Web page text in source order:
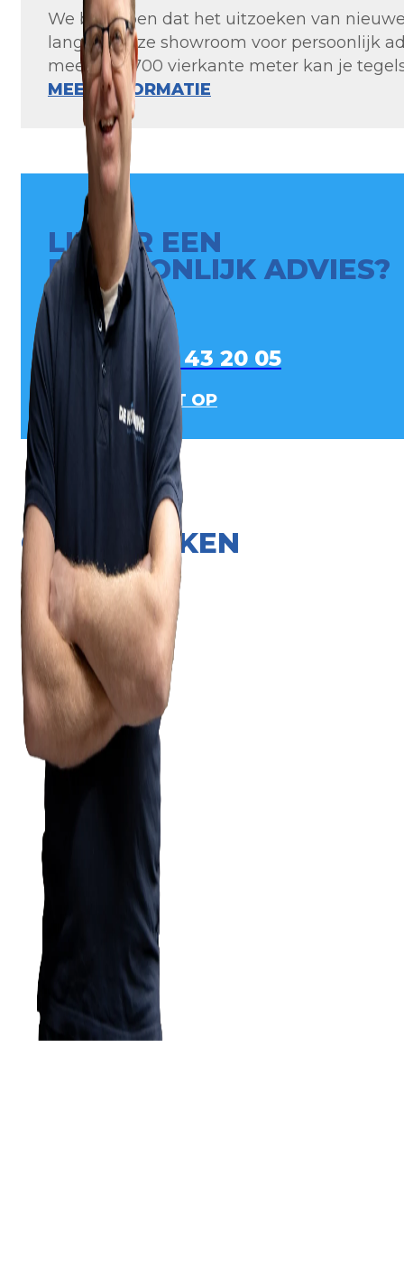
We begrijpen dat het uitzoeken van
langs in onze showroom voor persoonlijk
meer dan 700 vierkante meter kan je
MEER INFORMATIE
LIEVER EEN
PERSOONLIJK ADVIES?
0413 - 43 20 05
NEEM CONTACT OP
ONZE MERKEN